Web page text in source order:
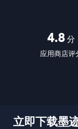
4.8 分
应用商店评
立即下载墨